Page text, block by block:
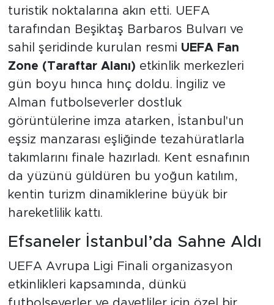
turistik noktalarına akın etti. UEFA
tarafından Beşiktaş Barbaros Bulvarı ve
sahil şeridinde kurulan resmi UEFA Fan
Zone (Taraftar Alanı) etkinlik merkezleri
gün boyu hınca hınç doldu. İngiliz ve
Alman futbolseverler dostluk
görüntülerine imza atarken, İstanbul'un
eşsiz manzarası eşliğinde tezahüratlarla
takımlarını finale hazırladı. Kent esnafının
da yüzünü güldüren bu yoğun katılım,
kentin turizm dinamiklerine büyük bir
hareketlilik kattı.
Efsaneler İstanbul’da Sahne Aldı
UEFA Avrupa Ligi Finali organizasyon
etkinlikleri kapsamında, dünkü